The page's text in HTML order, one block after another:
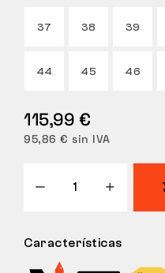
37 38 39
44 45 46
115,99 €
95,86 € sin IVA
Características